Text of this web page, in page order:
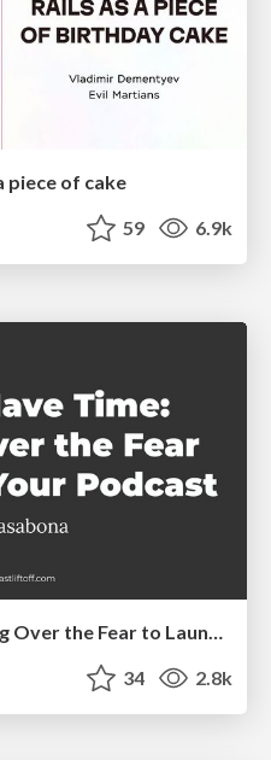
piece of cake
59 6.9k
I Don’t Have Time: Getting Over the Fear to Launch Your Podcast
34 2.8k